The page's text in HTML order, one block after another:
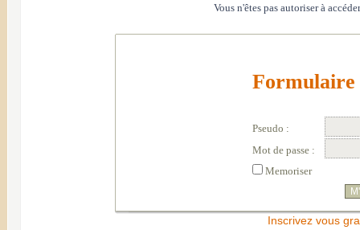
Vous n'êtes pas autoriser à
Pseudo :
Mot de passe :
Memoriser
Inscrivez vous